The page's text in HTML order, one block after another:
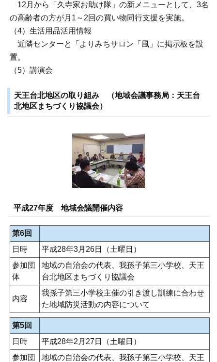
12月から「久寺家お助け隊」の新メニューとして、3名
の高齢者の方が月1～2回の買い物同行支援を実施。
（4）生活用品活用情報
近隣センターと「よりみちサロン「風」に掲示板を設
置。
（5）講演会
天王台北地区の取り組み （地域会議事務局：天王台
北地区まちづくり協議会）
平成27年度 地域会議開催内容
第6回
日時
平成28年3月26日（土曜日）
参加団
体
地域の自治会の代表、我孫子第三小学校、天王
台北地区まちづくり協議会
内容
我孫子第三小学校主催の引き渡し訓練に合わせ
た地域防災活動の内容について
第5回
日時
平成28年2月27日（土曜日）
参加団
地域の自治会の代表、我孫子第三小学校、天王